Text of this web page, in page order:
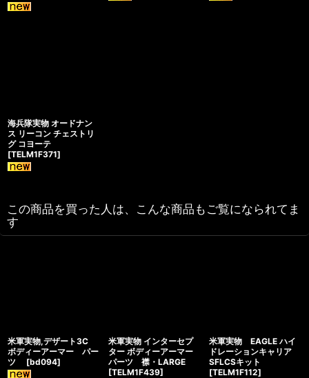
海兵隊実物 オードナン
ス リーコン チェストリ
グ コヨーテ
[TELM1F371]
この商品を買った人は、こんな商品もご覧になられてま
す
米軍実物,デザート3C
ボディーアーマー パー
ツ
[bd094]
米軍実物 インターセプ
ター ボディーアーマー
パーツ 襟・LARGE
[TELM1F439]
米軍実物 EAGLE ハイ
ドレーションキャリア
SFLCSキット
[TELM1F112]